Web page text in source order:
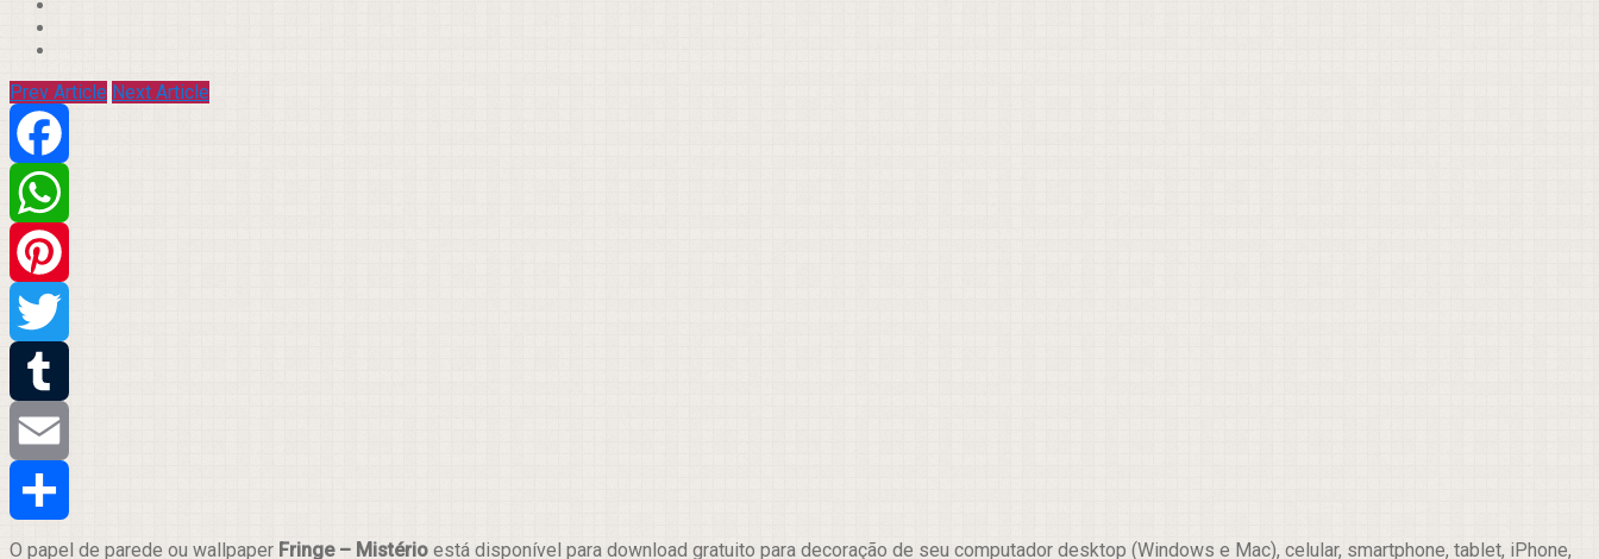
Prev Article Next Article
Facebook
WhatsApp
Pinterest
Twitter
Tumblr
Email
Compartilhar
O papel de parede ou wallpaper Fringe – Mistério está disponível para download gratuito para decoração de seu computador desktop (Windows e Mac), celular, smartphone, tablet, iPhone,